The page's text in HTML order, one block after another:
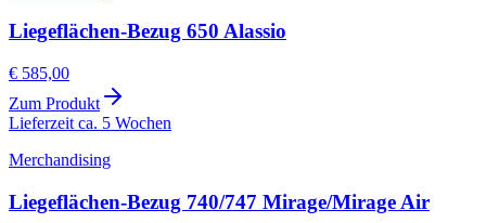
Liegeflächen-Bezug 650 Alassio
€ 585,00
Zum Produkt
Lieferzeit ca. 5 Wochen
Merchandising
Liegeflächen-Bezug 740/747 Mirage/Mirage Air